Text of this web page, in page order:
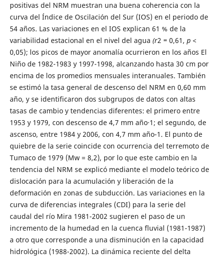
positivas del NRM muestran una buena coherencia con la
curva del Índice de Oscilación del Sur (IOS) en el periodo de
54 años. Las variaciones en el IOS explican 61 % de la
variabilidad estacional en el nivel del agua (r2 = 0,61, p <
0,05); los picos de mayor anomalía ocurrieron en los años El
Niño de 1982-1983 y 1997-1998, alcanzando hasta 30 cm por
encima de los promedios mensuales interanuales. También
se estimó la tasa general de descenso del NRM en 0,60 mm
año, y se identificaron dos subgrupos de datos con altas
tasas de cambio y tendencias diferentes: el primero entre
1953 y 1979, con descenso de 4,7 mm año·1; el segundo, de
ascenso, entre 1984 y 2006, con 4,7 mm año-1. El punto de
quiebre de la serie coincide con ocurrencia del terremoto de
Tumaco de 1979 (Mw = 8,2), por lo que este cambio en la
tendencia del NRM se explicó mediante el modelo teórico de
dislocación para la acumulación y liberación de la
deformación en zonas de subducción. Las variaciones en la
curva de diferencias integrales (CDI) para la serie del
caudal del río Mira 1981-2002 sugieren el paso de un
incremento de la humedad en la cuenca fluvial (1981-1987)
a otro que corresponde a una disminución en la capacidad
hidrológica (1988-2002). La dinámica reciente del delta